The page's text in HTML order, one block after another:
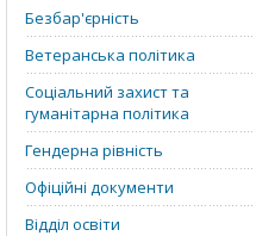
Безбар'єрність
Ветеранська політика
Соціальний захист та
гуманітарна політика
Гендерна рівність
Офіційні документи
Відділ освіти